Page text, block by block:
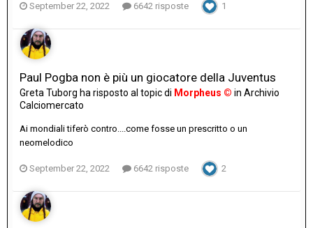
September 22, 2022 6642 risposte 1
Paul Pogba non è più un giocatore della Juventus
Greta Tuborg ha risposto al topic di Morpheus © in Archivio
Calciomercato
Ai mondiali tiferò contro....come fosse un prescritto o un
neomelodico
September 22, 2022 6642 risposte 2